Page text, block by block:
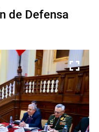
de Defensa